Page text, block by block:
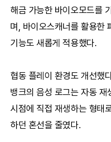
해금 가능한 바이오모드를
며, 바이오스캐너를 활용한
기능도 새롭게 적용했다.
협동 플레이 환경도 개선했
뱅크의 음성 로그는 자동
시점에 직접 재생하는 형태
하던 혼선을 줄였다.